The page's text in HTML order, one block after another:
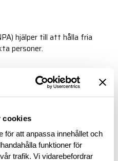
cookies
för att anpassa innehållet och
funktioner för
trafik. Vi vidarebefordrar
hjälper till att hålla fria
personer.